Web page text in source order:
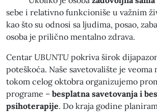
sebe i relativno funkcioniše u važnim
kao što su odnosi sa ljudima, posao,
osoba je prilično mentalno zdrava.
Centar UBUNTU pokriva širok
poteškoća. Naše savetovalište je veoma
tokom celog oktobra organizujemo
programe – besplatna savetovanja i
psihoterapije. Do kraja godine